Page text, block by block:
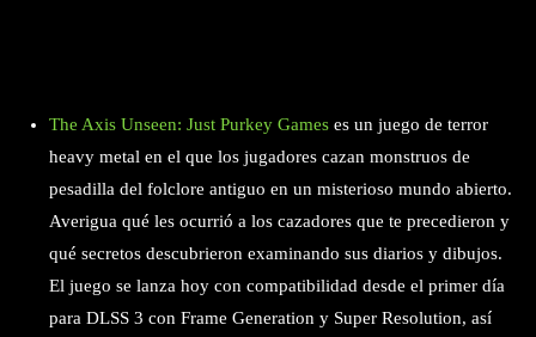
The Axis Unseen: Just Purkey Games es un juego de terror
heavy metal en el que los jugadores cazan monstruos de
pesadilla del folclore antiguo en un misterioso mundo abierto.
Averigua qué les ocurrió a los cazadores que te precedieron y
qué secretos descubrieron examinando sus diarios y dibujos.
El juego se lanza hoy con compatibilidad desde el primer día
para DLSS 3 con Frame Generation y Super Resolution, así